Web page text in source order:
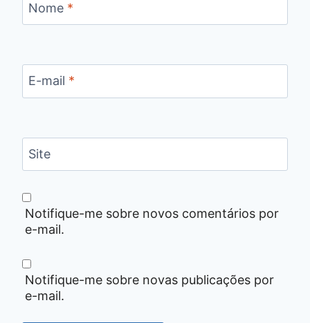
Nome *
E-mail *
Site
Notifique-me sobre novos comentários por
e-mail.
Notifique-me sobre novas publicações por
e-mail.